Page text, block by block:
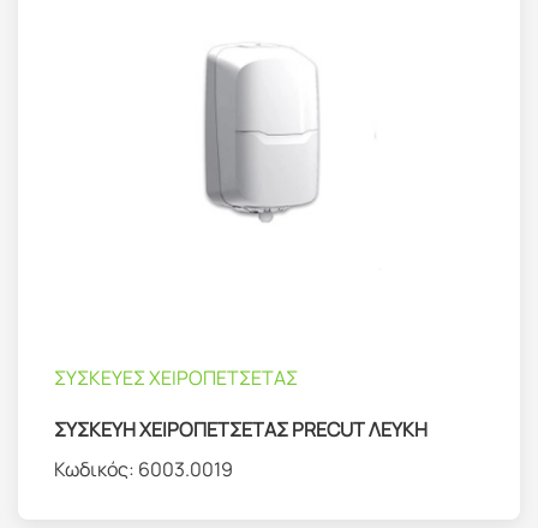
ΣΥΣΚΕΥΕΣ ΧΕΙΡΟΠΕΤΣΕΤΑΣ
ΣΥΣΚΕΥΗ ΧΕΙΡΟΠΕΤΣΕΤΑΣ PRECUT ΛΕΥΚΗ
Κωδικός: 6003.0019